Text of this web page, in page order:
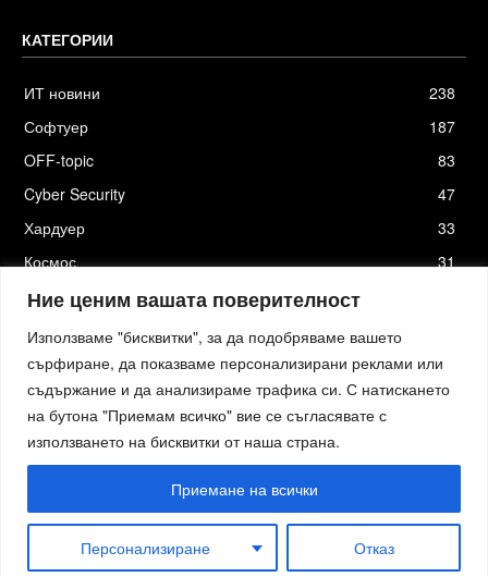
Ние ценим вашата поверителност
Използваме "бисквитки", за да подобряваме вашето
сърфиране, да показваме персонализирани реклами или
съдържание и да анализираме трафика си. С натискането
на бутона "Приемам всичко" вие се съгласявате с
използването на бисквитки от наша страна.
Персонализиране Отказ
Приемане на всички
КАТЕГОРИИ
ИТ новини
238
Софтуер
187
OFF-topic
83
Cyber Security
47
Хардуер
33
Космос
31
Стартъпи
Хостинг отActiefhost.bg
Елизия софтуер|Петя Петрова - преводи и локализация|Smartage.bg|Kafene.bg|Технологични новини
Младежката медия|Стартъп новини.bg|пътна помощ София|Кърти Чисти Извозва Цени
пътна помощ|пътна помощ|izbornakola.com|автодиагностика и компютърна диагностика|изкупуване на
преглед на кола преди покупка|Обезщетение при смърт в птп изкупуване на коли
работни обувки|Дрегери за алкохол|новини русе|Actiefhost.be|Климатици